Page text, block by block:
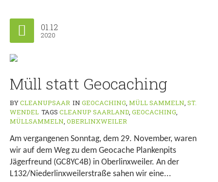
01.12
2020
Müll statt Geocaching
BYCLEANUPSAAR IN GEOCACHING, MÜLL SAMMELN, ST.
WENDEL TAGS CLEANUP SAARLAND, GEOCACHING,
MÜLLSAMMELN, OBERLINXWEILER
Am vergangenen Sonntag, dem 29. November, waren
wir auf dem Weg zu dem Geocache Plankenpits
Jägerfreund (GC8YC4B) in Oberlinxweiler. An der
L132/Niederlinxweilerstraße sahen wir eine...